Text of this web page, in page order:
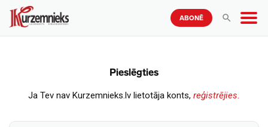
ABONĒ
Pieslēgties
Ja Tev nav Kurzemnieks.lv lietotāja konts, reģistrējies.